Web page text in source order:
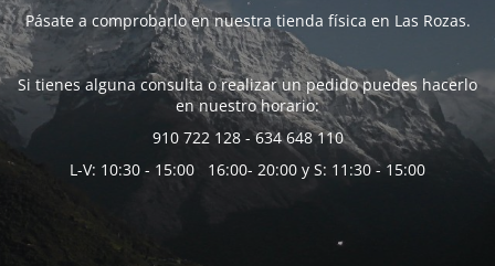
Pásate a comprobarlo en nuestra tienda física en Las Rozas.
Si tienes alguna consulta o realizar un pedido puedes hacerlo
en nuestro horario:
910 722 128 - 634 648 110
L-V: 10:30 - 15:00 16:00- 20:00 y S: 11:30 - 15:00